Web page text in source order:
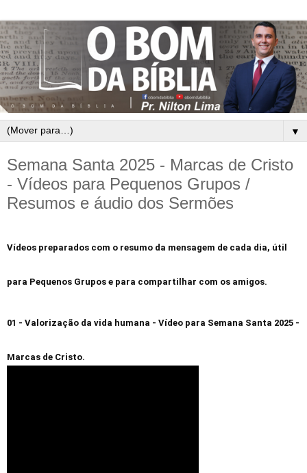
▼
Semana Santa 2025 - Marcas de Cristo
- Vídeos para Pequenos Grupos /
Resumos e áudio dos Sermões
Vídeos preparados com o resumo da mensagem de cada dia, útil
para Pequenos Grupos e para compartilhar com os amigos.
01 - Valorização da vida humana - Vídeo para Semana Santa 2025 -
Marcas de Cristo.